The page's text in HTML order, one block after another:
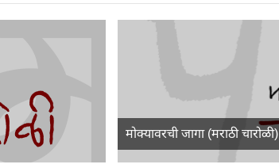
मोक्यावरची जागा (मराठी चारोळी)